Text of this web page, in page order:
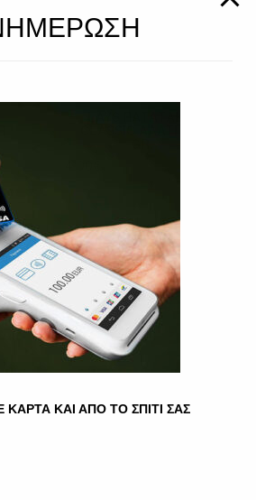
RUFFLES ΠΑΤΑΤΆΚΙΑ
ΚΑΙ ΑΠΟ ΤΟ ΣΠΙΤΙ ΣΑΣ